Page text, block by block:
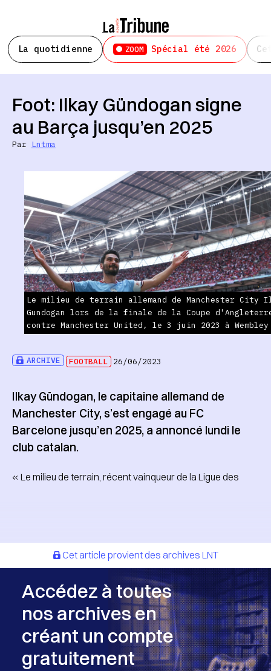
La quotidienne ZOOM Spécial été 2026
ARCHIVE FOOTBALL 26/06/2023
Foot: Ilkay Gündogan signe
au Barça jusqu’en 2025
Par Lntma
Le milieu de terrain allemand de Manchester City
Gundogan lors de la finale de la Coupe
contre Manchester United, le 3 juin 2023 à Wembley
Ilkay Gündogan, le capitaine allemand de
Manchester City, s’est engagé au FC
Barcelone jusqu’en 2025, a annoncé lundi le
club catalan.
« Le milieu de terrain, récent vainqueur de la Ligue des
Cet article provient des archives LNT
Accédez à toutes
nos archives en
créant un compte
gratuitement